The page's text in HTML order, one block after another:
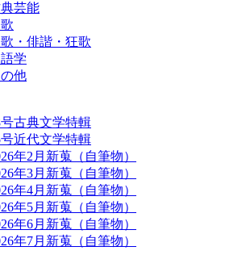
芸能
・俳諧・狂歌
学
他
古典文学特輯
近代文学特輯
年2月新蒐（自筆物）
年3月新蒐（自筆物）
年4月新蒐（自筆物）
年5月新蒐（自筆物）
年6月新蒐（自筆物）
年7月新蒐（自筆物）